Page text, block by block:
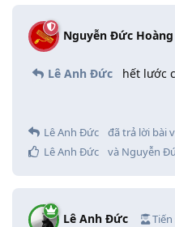
Nguyễn Đức Hoàng
Lê Anh Đức hết lước
Lê Anh Đức
đã trả lời bài
Lê Anh Đức
và Nguyễn
Lê Anh Đức Tiến